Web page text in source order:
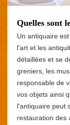
Quelles sont
Un antiquaire
l'art et les
détaillées et se
greniers, les
responsable de
vos objets ainsi
l'antiquaire peut
restauration des